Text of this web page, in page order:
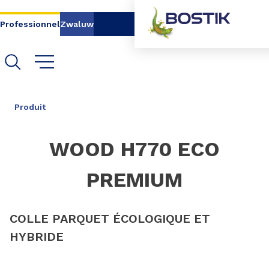
Aller au contenu
Aller au menu
Aller à la recherche
ProfessionnelZwaluw
Produit
WOOD H770 ECO
PREMIUM
COLLE PARQUET ÉCOLOGIQUE ET
HYBRIDE